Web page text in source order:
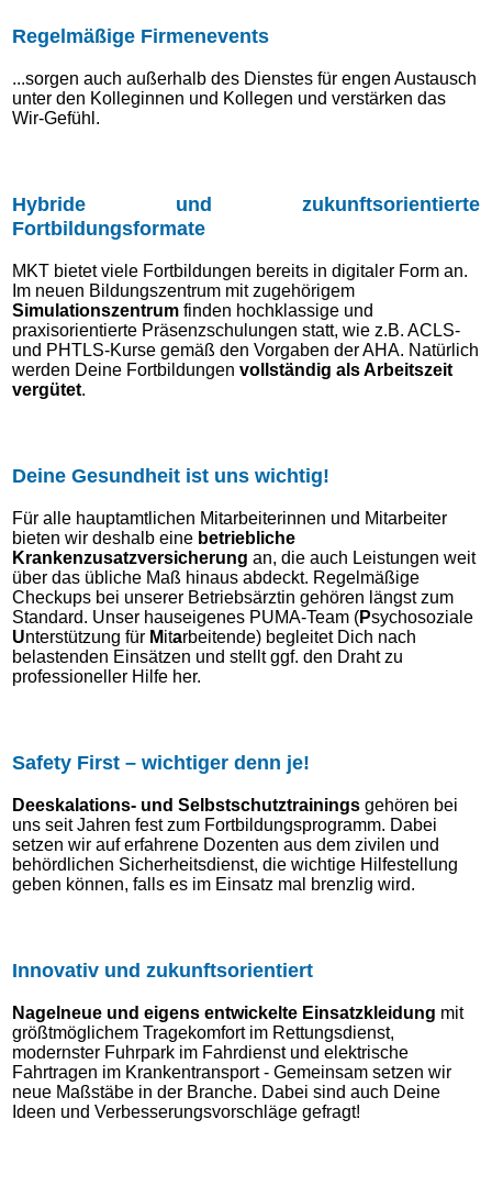
Regelmäßige Firmenevents
...sorgen auch außerhalb des Dienstes für engen Austausch
unter den Kolleginnen und Kollegen und verstärken das
Wir-Gefühl.
Hybride und zukunftsorientierte
Fortbildungsformate
MKT bietet viele Fortbildungen bereits in digitaler Form an.
Im neuen Bildungszentrum mit zugehörigem
Simulationszentrum finden hochklassige und
praxisorientierte Präsenzschulungen statt, wie z.B. ACLS-
und PHTLS-Kurse gemäß den Vorgaben der AHA. Natürlich
werden Deine Fortbildungen vollständig als Arbeitszeit
vergütet.
Deine Gesundheit ist uns wichtig!
Für alle hauptamtlichen Mitarbeiterinnen und Mitarbeiter
bieten wir deshalb eine betriebliche
Krankenzusatzversicherung an, die auch Leistungen weit
über das übliche Maß hinaus abdeckt. Regelmäßige
Checkups bei unserer Betriebsärztin gehören längst zum
Standard. Unser hauseigenes PUMA-Team (Psychosoziale
Unterstützung für Mitarbeitende) begleitet Dich nach
belastenden Einsätzen und stellt ggf. den Draht zu
professioneller Hilfe her.
Safety First – wichtiger denn je!
Deeskalations- und Selbstschutztrainings gehören bei
uns seit Jahren fest zum Fortbildungsprogramm. Dabei
setzen wir auf erfahrene Dozenten aus dem zivilen und
behördlichen Sicherheitsdienst, die wichtige Hilfestellung
geben können, falls es im Einsatz mal brenzlig wird.
Innovativ und zukunftsorientiert
Nagelneue und eigens entwickelte Einsatzkleidung mit
größtmöglichem Tragekomfort im Rettungsdienst,
modernster Fuhrpark im Fahrdienst und elektrische
Fahrtragen im Krankentransport - Gemeinsam setzen wir
neue Maßstäbe in der Branche. Dabei sind auch Deine
Ideen und Verbesserungsvorschläge gefragt!